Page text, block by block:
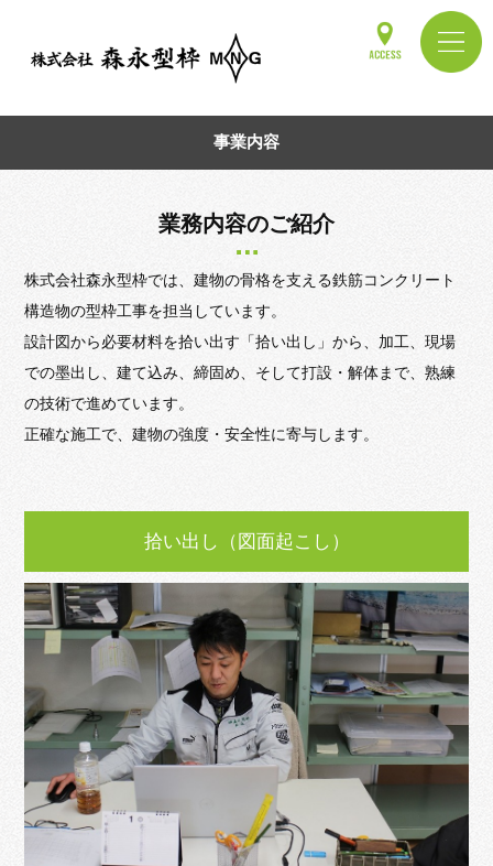
事業内容
業務内容のご紹介
株式会社森永型枠では、建物の骨格を支える鉄筋コンクリート
構造物の型枠工事を担当しています。
設計図から必要材料を拾い出す「拾い出し」から、加工、現場
での墨出し、建て込み、締固め、そして打設・解体まで、熟練
の技術で進めています。
正確な施工で、建物の強度・安全性に寄与します。
拾い出し（図面起こし）